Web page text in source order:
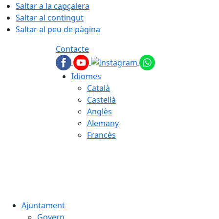
Saltar a la capçalera
Saltar al contingut
Saltar al peu de pàgina
Contacte
Idiomes
Català
Castellà
Anglès
Alemany
Francès
Ajuntament